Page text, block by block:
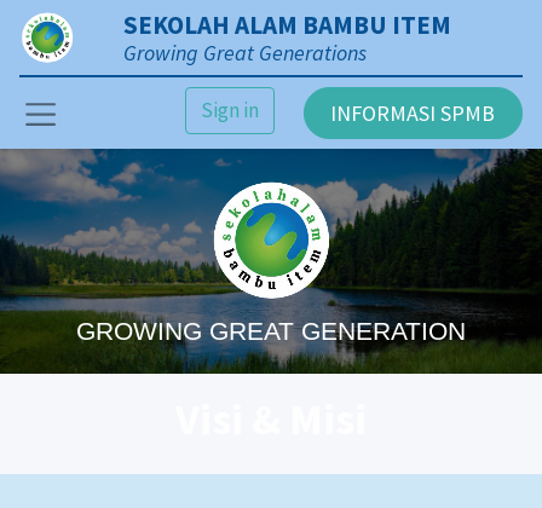
SEKOLAH ALAM BAMBU ITEM
Growing Great Generations
Sign in INFORMASI SPMB
GROWING GREAT GENERATION